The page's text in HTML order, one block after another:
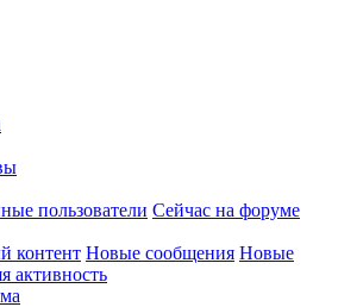
пользователи Сейчас на форуме
контент Новые сообщения Новые
активность